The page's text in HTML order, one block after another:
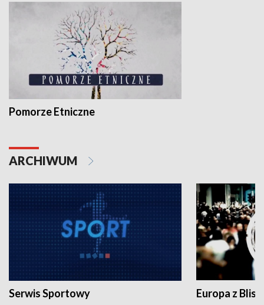
Pomorze Etniczne
ARCHIWUM
Serwis Sportowy Europa z